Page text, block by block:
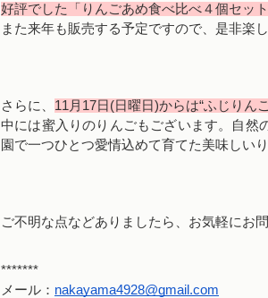
好評でした「りんごあめ食べ比べ４個セッ
また来年も販売する予定ですので、是非楽
さらに、 11月17日(日曜日)からは“ふじりん
中には蜜入りのりんごもございます。自然
園で一つひとつ愛情込めて育てた美味しい
ご不明な点などありましたら、お気軽にお
*******
メール： nakayama4928@gmail.com